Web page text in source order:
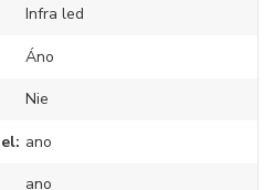
Infra led
Áno
Nie
ano
ano